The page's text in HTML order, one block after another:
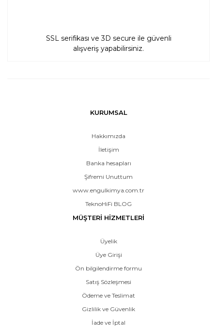
SSL serifikası ve 3D secure ile güvenli
alışveriş yapabilirsiniz.
KURUMSAL
Hakkımızda
İletişim
Banka hesapları
Şifremi Unuttum
www.engulkimya.com.tr
TeknoHiFi BLOG
MÜŞTERİ HİZMETLERİ
Üyelik
Üye Girişi
Ön bilgilendirme formu
Satış Sözleşmesi
Ödeme ve Teslimat
Gizlilik ve Güvenlik
İade ve İptal